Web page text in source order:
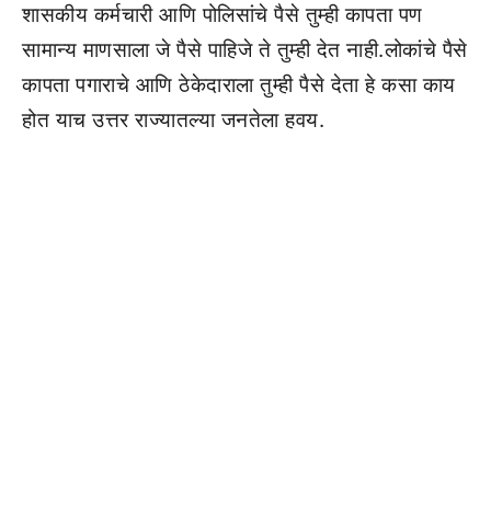
शासकीय कर्मचारी आणि पोलिसांचे पैसे तुम्ही कापता पण
सामान्य माणसाला जे पैसे पाहिजे ते तुम्ही देत नाही.लोकांचे पैसे
कापता पगाराचे आणि ठेकेदाराला तुम्ही पैसे देता हे कसा काय
होत याच उत्तर राज्यातल्या जनतेला हवय.